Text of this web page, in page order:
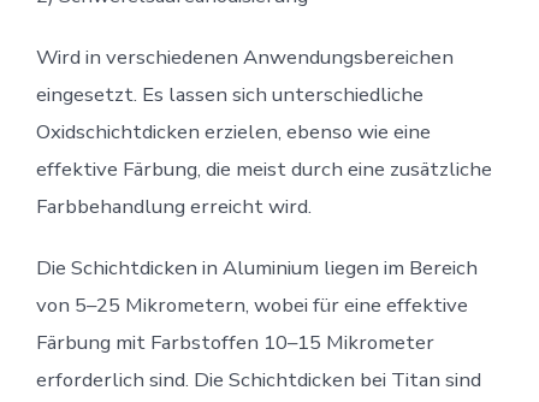
Wird in verschiedenen Anwendungsbereichen
eingesetzt. Es lassen sich unterschiedliche
Oxidschichtdicken erzielen, ebenso wie eine
effektive Färbung, die meist durch eine zusätzliche
Farbbehandlung erreicht wird.
Die Schichtdicken in Aluminium liegen im Bereich
von 5–25 Mikrometern, wobei für eine effektive
Färbung mit Farbstoffen 10–15 Mikrometer
erforderlich sind. Die Schichtdicken bei Titan sind